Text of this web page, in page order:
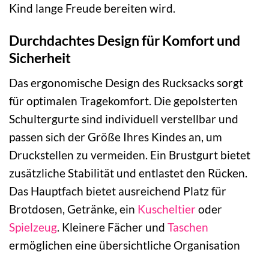
Kind lange Freude bereiten wird.
Durchdachtes Design für Komfort und
Sicherheit
Das ergonomische Design des Rucksacks sorgt
für optimalen Tragekomfort. Die gepolsterten
Schultergurte sind individuell verstellbar und
passen sich der Größe Ihres Kindes an, um
Druckstellen zu vermeiden. Ein Brustgurt bietet
zusätzliche Stabilität und entlastet den Rücken.
Das Hauptfach bietet ausreichend Platz für
Brotdosen, Getränke, ein Kuscheltieroder
Spielzeug. Kleinere Fächer und Taschen
ermöglichen eine übersichtliche Organisation